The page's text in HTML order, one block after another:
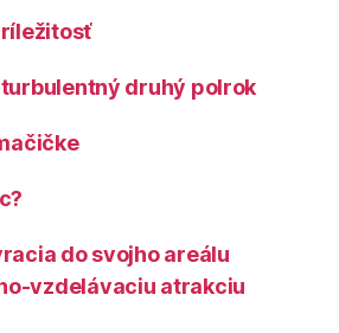
druhý polrok
do svojho areálu
vzdelávaciu atrakciu